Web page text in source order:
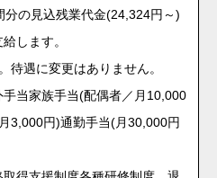
の見込残業代金(24,324円～)
します。
遇に変更はありません。
当家族手当(配偶者／月10,000
3,000円)通勤手当(月30,000円